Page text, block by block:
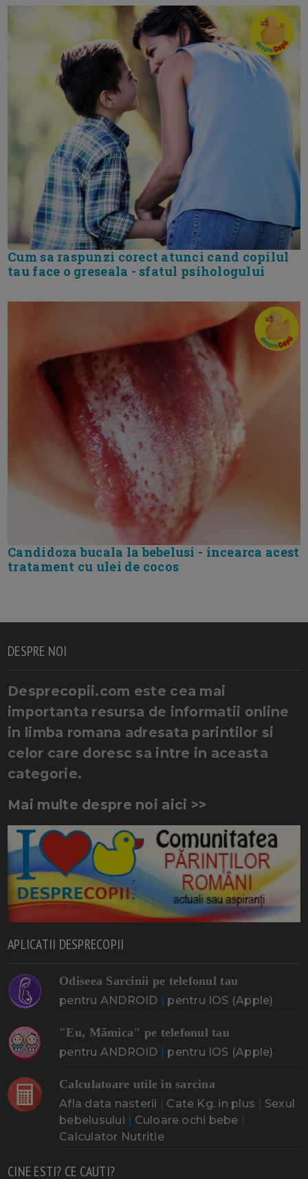
Cum sa raspunzi corect atunci cand copilul
tau face o greseala - sfatul psihologului
Candidoza bucala la bebelusi - incearca acest
tratament cu ulei de cocos
DESPRE NOI
Desprecopii.com este cea mai
importanta resursa de informatii online
in limba romana adresata parintilor si
celor care doresc sa intre in aceasta
categorie.
Mai multe despre noi aici >>
APLICATII DESPRECOPII
Odiseea Sarcinii pe telefonul tau
pentru ANDROID | pentru IOS (Apple)
"Eu, Mămica" pe telefonul tau
pentru ANDROID | pentru IOS (Apple)
Calculatoare utile in sarcina
Afla data nasterii | Cate Kg. in plus | Sexul
bebelusului | Culoare ochi bebe |
Calculator Nutritie
CINE ESTI? CE CAUTI?